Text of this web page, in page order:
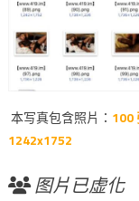
本写真包含照片： 100
1242x1752
图片已虚化